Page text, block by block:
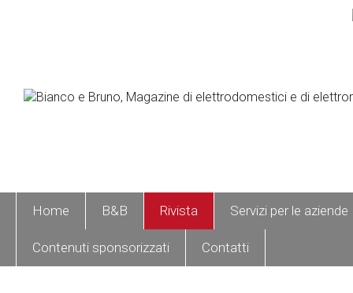
Home B&B Rivista Servizi per le aziende
Contenuti sponsorizzati Contatti